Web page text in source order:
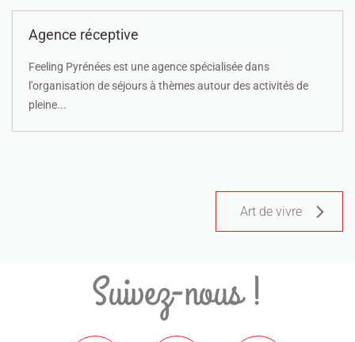
Agence réceptive
Feeling Pyrénées est une agence spécialisée dans
l'organisation de séjours à thèmes autour des activités de
pleine...
Art de vivre
Suivez-nous !